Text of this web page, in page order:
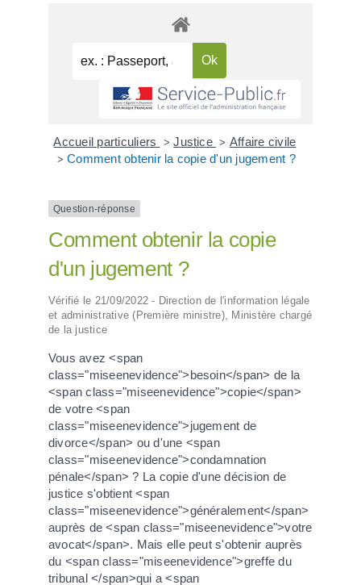
Accueil particuliers > Justice > Affaire civile
> Comment obtenir la copie d'un jugement ?
Question-réponse
Comment obtenir la copie
d'un jugement ?
Vérifié le 21/09/2022 - Direction de l'information légale
et administrative (Première ministre), Ministère chargé
de la justice
Vous avez <span
class="miseenevidence">besoin</span> de la
<span class="miseenevidence">copie</span>
de votre <span
class="miseenevidence">jugement de
divorce</span> ou d'une <span
class="miseenevidence">condamnation
pénale</span> ? La copie d'une décision de
justice s'obtient <span
class="miseenevidence">généralement</span>
auprès de <span class="miseenevidence">votre
avocat</span>. Mais elle peut s'obtenir auprès
du <span class="miseenevidence">greffe du
tribunal </span>qui a <span